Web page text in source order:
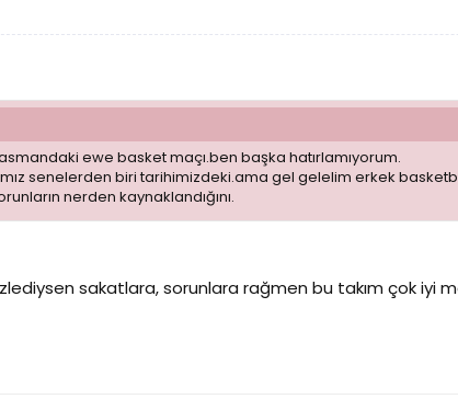
ewe basket maçı.ben başka hatırlamıyorum.
senelerden biri tarihimizdeki.ama gel gelelim erkek
nerden kaynaklandığını.
sakatlara, sorunlara rağmen bu takım çok iyi